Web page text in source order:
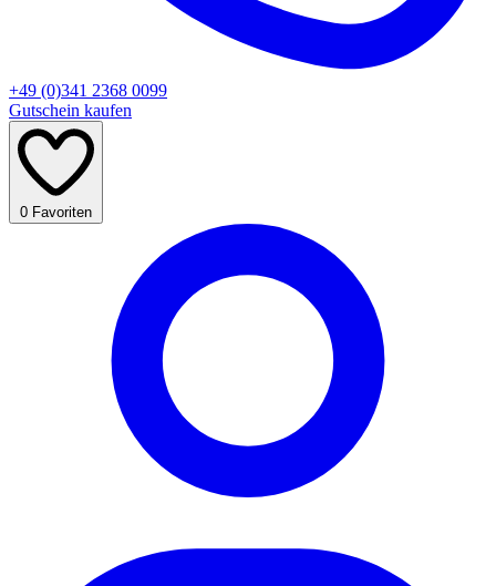
+49 (0)341 2368 0099
Gutschein kaufen
0 Favoriten